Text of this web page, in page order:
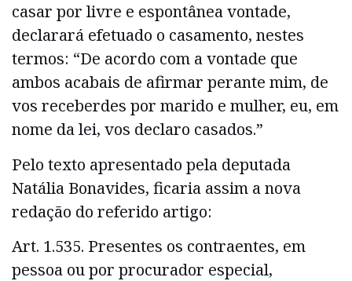
casar por livre e espontânea vontade,
declarará efetuado o casamento, nestes
termos: “De acordo com a vontade que
ambos acabais de afirmar perante mim, de
vos receberdes por marido e mulher, eu, em
nome da lei, vos declaro casados.”
Pelo texto apresentado pela deputada
Natália Bonavides, ficaria assim a nova
redação do referido artigo:
Art. 1.535. Presentes os contraentes, em
pessoa ou por procurador especial,